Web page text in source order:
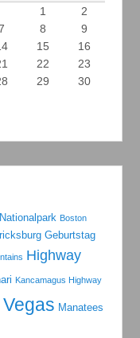
1
2
8
9
15
16
22
23
29
30
Boston
Geburtstag
Highway
Kancamagus Highway
Manatees